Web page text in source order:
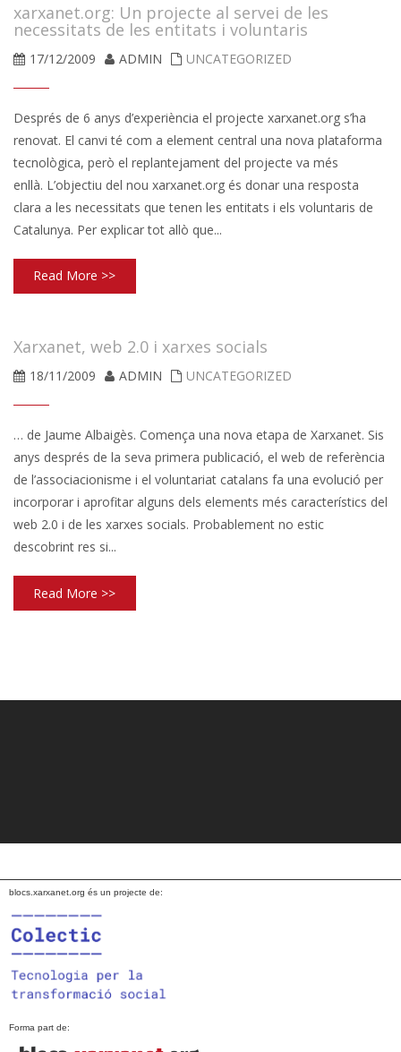
xarxanet.org: Un projecte al servei de les
necessitats de les entitats i voluntaris
17/12/2009 ADMIN UNCATEGORIZED
Després de 6 anys d’experiència el projecte xarxanet.org s’ha
renovat. El canvi té com a element central una nova plataforma
tecnològica, però el replantejament del projecte va més
enllà. L’objectiu del nou xarxanet.org és donar una resposta
clara a les necessitats que tenen les entitats i els voluntaris de
Catalunya. Per explicar tot allò que...
Read More >>
Xarxanet, web 2.0 i xarxes socials
18/11/2009 ADMIN UNCATEGORIZED
… de Jaume Albaigès. Comença una nova etapa de Xarxanet. Sis
anys després de la seva primera publicació, el web de referència
de l’associacionisme i el voluntariat catalans fa una evolució per
incorporar i aprofitar alguns dels elements més característics del
web 2.0 i de les xarxes socials. Probablement no estic
descobrint res si...
Read More >>
blocs.xarxanet.org és un projecte de:
Forma part de: